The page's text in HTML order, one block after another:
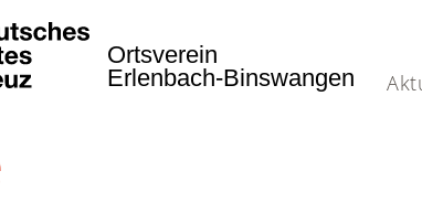
Ortsverein
Erlenbach-Binswangen